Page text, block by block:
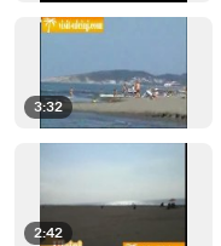
3:32
2:42